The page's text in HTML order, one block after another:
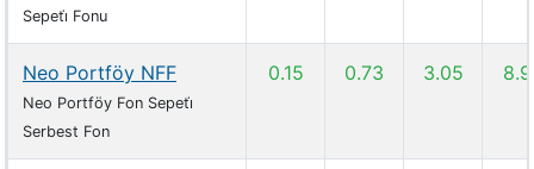
Sepeti̇ Fonu
Neo Portföy NFF
Neo Portföy Fon Sepeti̇
Serbest Fon
0.15 0.73 3.05